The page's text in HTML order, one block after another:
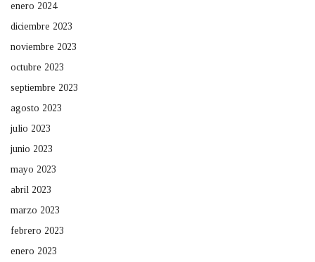
enero 2024
diciembre 2023
noviembre 2023
octubre 2023
septiembre 2023
agosto 2023
julio 2023
junio 2023
mayo 2023
abril 2023
marzo 2023
febrero 2023
enero 2023